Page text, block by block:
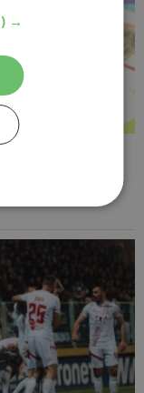
i popunio
nisu
→